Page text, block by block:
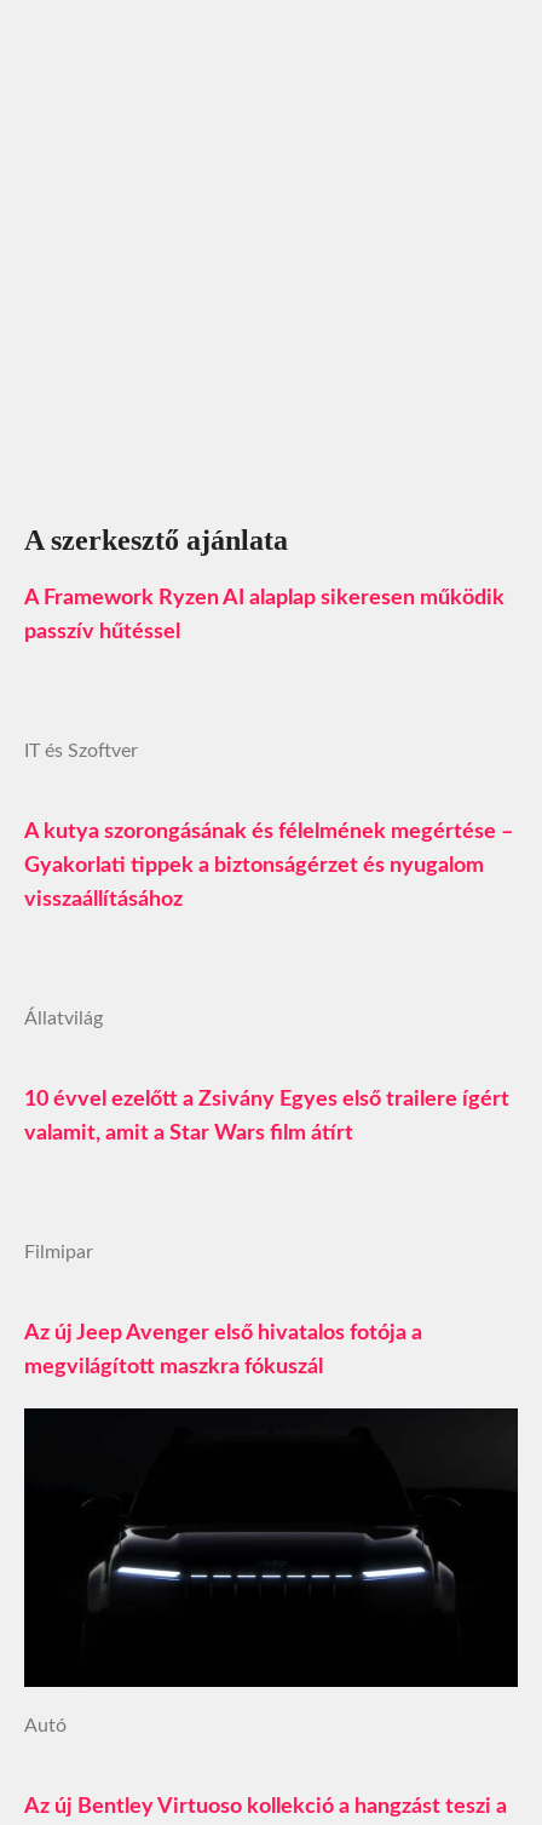
A szerkesztő ajánlata
A Framework Ryzen AI alaplap sikeresen működik
passzív hűtéssel
IT és Szoftver
A kutya szorongásának és félelmének megértése –
Gyakorlati tippek a biztonságérzet és nyugalom
visszaállításához
Állatvilág
10 évvel ezelőtt a Zsivány Egyes első trailere ígért
valamit, amit a Star Wars film átírt
Filmipar
Az új Jeep Avenger első hivatalos fotója a
megvilágított maszkra fókuszál
Autó
Az új Bentley Virtuoso kollekció a hangzást teszi a